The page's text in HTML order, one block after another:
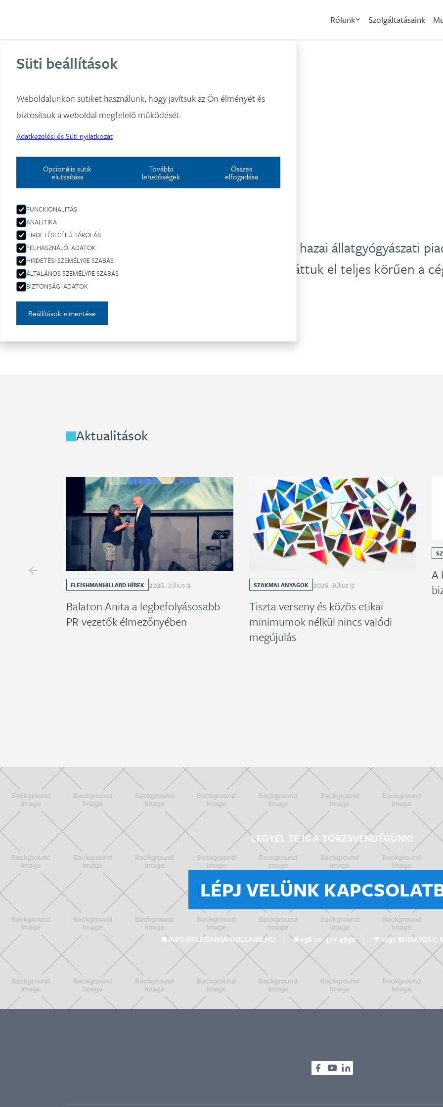
Szolgáltatásaink
Rólunk
Süti beállítások
Weboldalunkon sütiket használunk, hogy javítsuk az Ön élményét és
biztosítsuk a weboldal megfelelő működését.
Adatkezelési és Süti nyilatkozat
Opcionális sütik
elutasítása
További
lehetőségek
Összes
elfogadása
FUNCKIONALITÁS
ANALITIKA
HIRDETÉSI CÉLÚ TÁROLÁS
FELHASZNÁLÓI ADATOK
HIRDETÉSI SZEMÉLYRE SZABÁS
ÁLTALÁNOS SZEMÉLYRE SZABÁS
BIZTONSÁGI ADATOK
Beállítások elmentése
Az Intervet Hungária Kft. a hazai állatgyógyászati
vállalata. 2006-tól 2009-ig láttuk el teljes körűen a
Aktualitások
FLEISHMANHILLARD HÍREK 2026. Július9.
Balaton Anita a legbefolyásosabb
PR-vezetők élmezőnyében
SZAKMAI ANYAGOK 2026.Július9.
Tiszta verseny és közös etikai
minimumok nélkül nincs valódi
megújulás
A
LEGYÉL TE IS A TÖRZSVENDÉGÜNK!
LÉPJ VELÜNK
INFO@FLEISHMANHILLARD.HU +36 70 477 4650 1037 BUDAPEST,